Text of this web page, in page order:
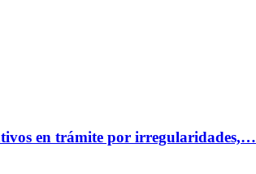
en trámite por irregularidades,…